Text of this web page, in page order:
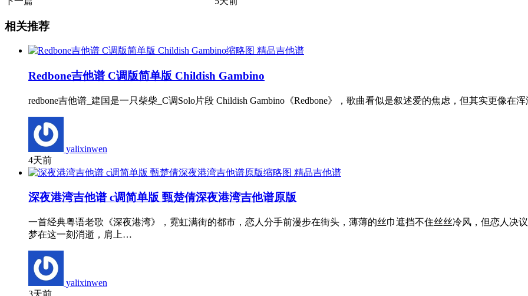
相关推荐
精品吉他谱
Redbone吉他谱 C调版简单版 Childish Gambino
redbone吉他谱_建国是一只柴柴_C调Solo片段 Childish Gambino《Redbone》，歌曲看似是叙述爱的焦虑，但其实更像
yalixinwen
4天前
精品吉他谱
深夜港湾吉他谱 c调简单版 甄楚倩深夜港湾吉他谱原版
一首经典粤语老歌《深夜港湾》，霓虹满街的都市，恋人分手前漫步在街头，薄薄的丝巾遮挡不住丝丝冷风，但恋人决
梦在这一刻消逝，肩上…
yalixinwen